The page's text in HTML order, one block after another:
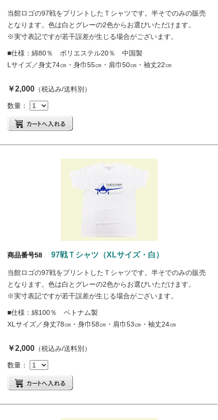
当館ロゴの97戦をプリントしたＴシャツです。半そでのみの販売
となります。色は白とグレーの2色からお選びいただけます。
※実寸表記ですが若干誤差が生じる場合がございます。
■仕様：綿80％ ポリエステル20％ 中国製
Lサイズ／身丈74㎝・身巾55㎝・肩巾50㎝・袖丈22㎝
￥2,000 （税込み/送料別）
数量：
商品番号58 97戦Ｔシャツ（XLサイズ・白）
当館ロゴの97戦をプリントしたＴシャツです。半そでのみの販売
となります。色は白とグレーの2色からお選びいただけます。
※実寸表記ですが若干誤差が生じる場合がございます。
■仕様：綿100％ ベトナム製
XLサイズ／身丈78㎝・身巾58㎝・肩巾53㎝・袖丈24㎝
￥2,000 （税込み/送料別）
数量：